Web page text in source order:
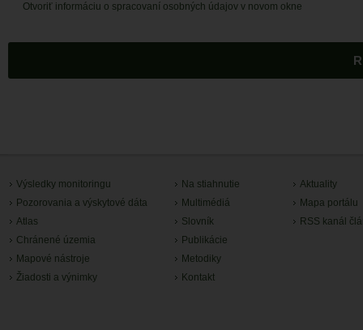
Otvoriť informáciu o spracovaní osobných údajov v novom okne
Výsledky monitoringu
Pozorovania a výskytové dáta
Atlas
Chránené územia
Mapové nástroje
Žiadosti a výnimky
Na stiahnutie
Multimédiá
Slovník
Publikácie
Metodiky
Kontakt
Aktuality
Mapa portálu
RSS kanál